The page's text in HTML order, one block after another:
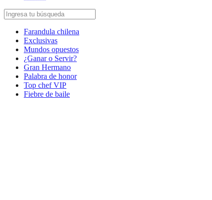
Farandula chilena
Exclusivas
Mundos opuestos
¿Ganar o Servir?
Gran Hermano
Palabra de honor
Top chef VIP
Fiebre de baile